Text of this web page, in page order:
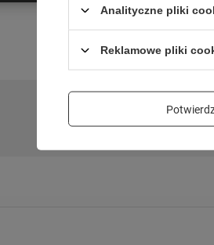
Zadaj pytanie a my odpowiemy
Analityczne pliki
Reklamowe pliki